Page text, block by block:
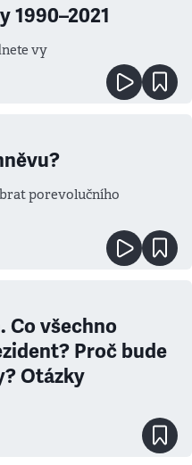
1990–2021
vy
Co všechno
Proč bude
Otázky